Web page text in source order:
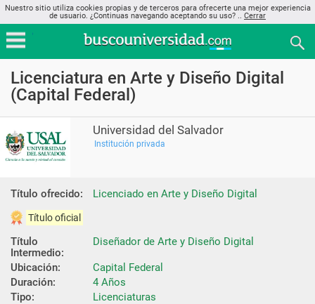
Nuestro sitio utiliza cookies propias y de terceros para ofrecerte una mejor experiencia
de usuario. ¿Continuas navegando aceptando su uso? .. Cerrar
Licenciatura en Arte y Diseño Digital
(Capital Federal)
Universidad del Salvador
Institución privada
Título ofrecido: Licenciado en Arte y Diseño Digital
Título oficial
Título
Intermedio:
Diseñador de Arte y Diseño Digital
Ubicación:
Capital Federal
Duración:
4 Años
Tipo:
Licenciaturas